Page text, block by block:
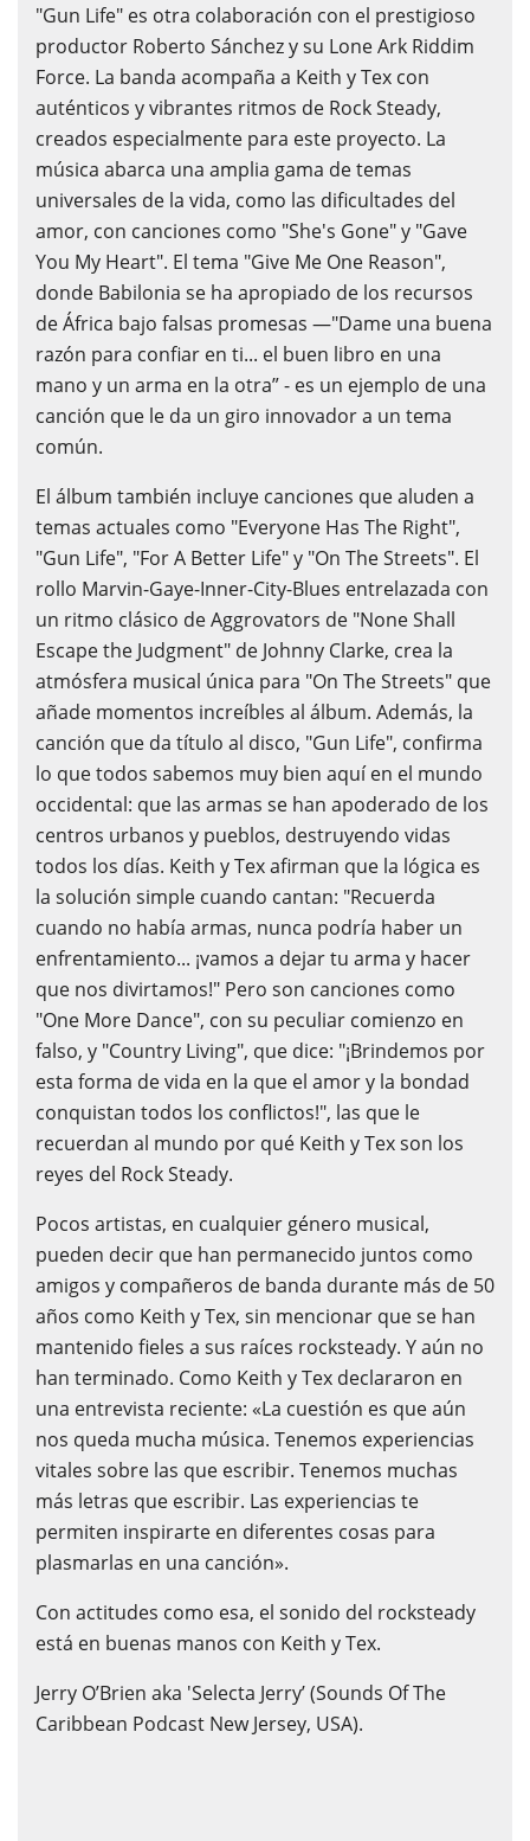
"Gun Life" es otra colaboración con el prestigioso
productor Roberto Sánchez y su Lone Ark Riddim
Force. La banda acompaña a Keith y Tex con
auténticos y vibrantes ritmos de Rock Steady,
creados especialmente para este proyecto. La
música abarca una amplia gama de temas
universales de la vida, como las dificultades del
amor, con canciones como "She's Gone" y "Gave
You My Heart". El tema "Give Me One Reason",
donde Babilonia se ha apropiado de los recursos
de África bajo falsas promesas —"Dame una buena
razón para confiar en ti... el buen libro en una
mano y un arma en la otra” - es un ejemplo de una
canción que le da un giro innovador a un tema
común.
El álbum también incluye canciones que aluden a
temas actuales como "Everyone Has The Right",
"Gun Life", "For A Better Life" y "On The Streets". El
rollo Marvin-Gaye-Inner-City-Blues entrelazada con
un ritmo clásico de Aggrovators de "None Shall
Escape the Judgment" de Johnny Clarke, crea la
atmósfera musical única para "On The Streets" que
añade momentos increíbles al álbum. Además, la
canción que da título al disco, "Gun Life", confirma
lo que todos sabemos muy bien aquí en el mundo
occidental: que las armas se han apoderado de los
centros urbanos y pueblos, destruyendo vidas
todos los días. Keith y Tex afirman que la lógica es
la solución simple cuando cantan: "Recuerda
cuando no había armas, nunca podría haber un
enfrentamiento... ¡vamos a dejar tu arma y hacer
que nos divirtamos!" Pero son canciones como
"One More Dance", con su peculiar comienzo en
falso, y "Country Living", que dice: "¡Brindemos por
esta forma de vida en la que el amor y la bondad
conquistan todos los conflictos!", las que le
recuerdan al mundo por qué Keith y Tex son los
reyes del Rock Steady.
Pocos artistas, en cualquier género musical,
pueden decir que han permanecido juntos como
amigos y compañeros de banda durante más de 50
años como Keith y Tex, sin mencionar que se han
mantenido fieles a sus raíces rocksteady. Y aún no
han terminado. Como Keith y Tex declararon en
una entrevista reciente: «La cuestión es que aún
nos queda mucha música. Tenemos experiencias
vitales sobre las que escribir. Tenemos muchas
más letras que escribir. Las experiencias te
permiten inspirarte en diferentes cosas para
plasmarlas en una canción».
Con actitudes como esa, el sonido del rocksteady
está en buenas manos con Keith y Tex.
Jerry O’Brien aka 'Selecta Jerry’ (Sounds Of The
Caribbean Podcast New Jersey, USA).